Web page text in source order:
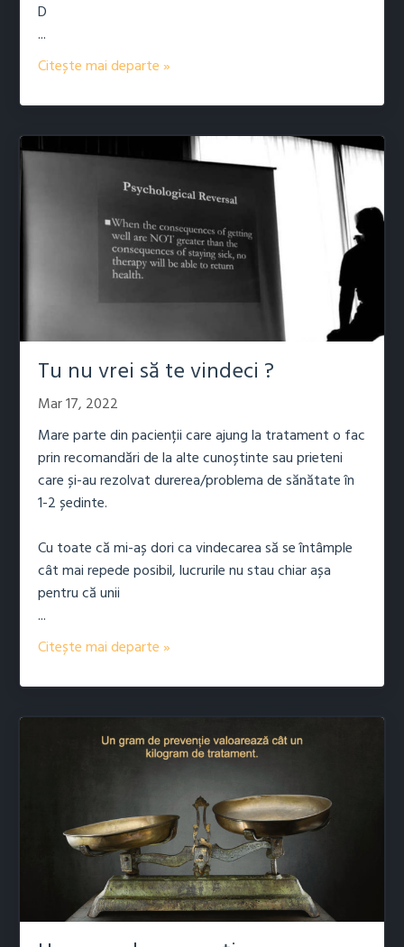
D
...
Citește mai departe »
Tu nu vrei să te vindeci ?
Mar 17, 2022
Mare parte din pacienții care ajung la tratament o fac
prin recomandări de la alte cunoștinte sau prieteni
care și-au rezolvat durerea/problema de sănătate în
1-2 ședinte.
Cu toate că mi-aș dori ca vindecarea să se întâmple
cât mai repede posibil, lucrurile nu stau chiar așa
pentru că unii
...
Citește mai departe »